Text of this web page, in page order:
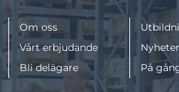
Meny
Om oss
Vårt erbjudande
Bli delägare
Nyheter
På